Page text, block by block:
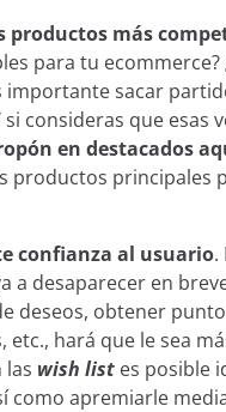
más
para tu ecommerce?
importante sacar
consideras que esas
en destacados
productos principales
confianza al usuario.
a desaparecer en
deseos, obtener
hará que le sea
las wish list es posible
como apremiarle
y/o tecnologías
La finalidad de
web mostrando el
para la
Adsy otras. Puedes
“Configuración de
las diferentes